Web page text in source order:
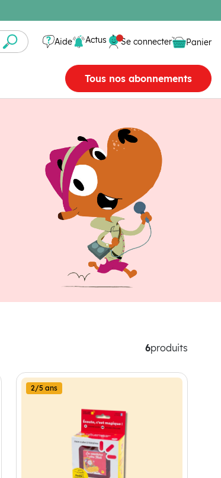
Aide Actus Se connecter
Se connecter Panier
Tous nos abonnements
6produits
2/5 ans